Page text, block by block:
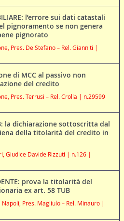
l’errore sui dati catastali
pignoramento se non genera
pignorato
Pres. De Stefano – Rel. Gianniti |
di MCC al passivo non
del credito
Pres. Terrusi – Rel. Crolla | n.29599
la dichiarazione sottoscritta dal
della titolarità del credito in
Giudice Davide Rizzuti | n.126 |
prova la titolarità del
ex art. 58 TUB
Pres. Magliulo – Rel. Minauro |